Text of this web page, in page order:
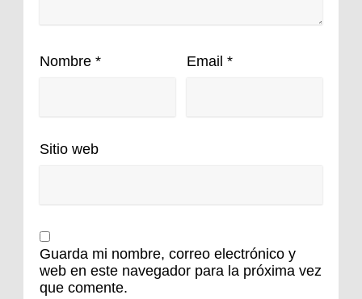
Nombre * Email *
Sitio web
Guarda mi nombre, correo electrónico y
web en este navegador para la próxima vez
que comente.